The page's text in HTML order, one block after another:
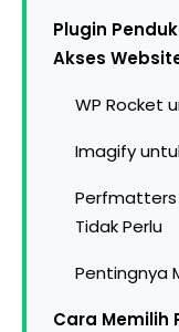
Plugin
Akses
WP Rocket
Imagify
Perfmatters
Tidak Perlu
Pentingnya
Cara Memilih